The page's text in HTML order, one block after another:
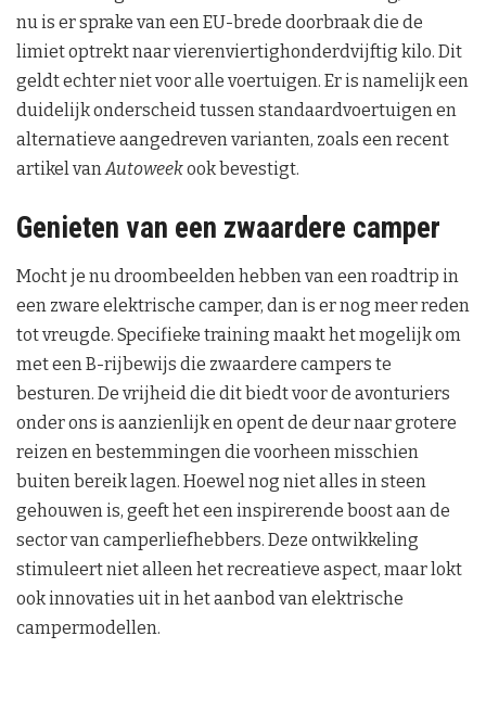
nu is er sprake van een EU-brede doorbraak die de
limiet optrekt naar vierenviertighonderdvijftig kilo. Dit
geldt echter niet voor alle voertuigen. Er is namelijk een
duidelijk onderscheid tussen standaardvoertuigen en
alternatieve aangedreven varianten, zoals een recent
artikel vanAutoweekook bevestigt.
Genieten van een zwaardere camper
Mocht je nu droombeelden hebben van een roadtrip in
een zware elektrische camper, dan is er nog meer reden
tot vreugde. Specifieke training maakt het mogelijk om
met een B-rijbewijs die zwaardere campers te
besturen. De vrijheid die dit biedt voor de avonturiers
onder ons is aanzienlijk en opent de deur naar grotere
reizen en bestemmingen die voorheen misschien
buiten bereik lagen. Hoewel nog niet alles in steen
gehouwen is, geeft het een inspirerende boost aan de
sector van camperliefhebbers. Deze ontwikkeling
stimuleert niet alleen het recreatieve aspect, maar lokt
ook innovaties uit in het aanbod van elektrische
campermodellen.